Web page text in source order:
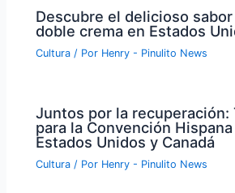
Descubre el delicioso
doble crema en Estados
Cultura / Por Henry - Pinulito News
Juntos por la recuperación:
para la Convención
Estados Unidos y Canadá
Cultura / Por Henry - Pinulito News